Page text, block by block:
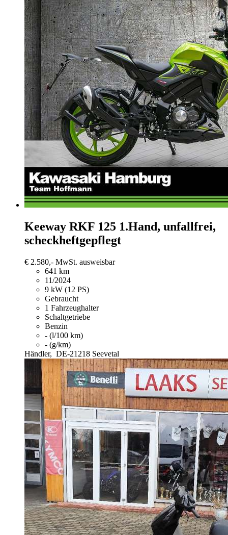
Keeway RKF 125 1.Hand, unfallfrei,
scheckheftgepflegt
€ 2.580,- MwSt. ausweisbar
641 km
11/2024
9 kW (12 PS)
Gebraucht
1 Fahrzeughalter
Schaltgetriebe
Benzin
- (l/100 km)
- (g/km)
Händler, DE-21218 Seevetal